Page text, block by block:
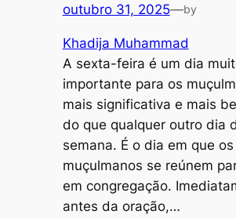
outubro 31, 2025—by
Khadija Muhammad
A sexta-feira é um dia
importante para os
mais significativa e mais
do que qualquer outro dia
semana. É o dia em que os
muçulmanos se reúnem
em congregação.
antes da oração,…